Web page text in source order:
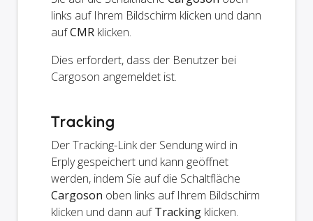
links auf Ihrem Bildschirm klicken und dann
aufCMR klicken.
Dies erfordert, dass der Benutzer bei
Cargoson angemeldet ist.
Tracking
Der Tracking-Link der Sendung wird in
Erply gespeichert und kann geöffnet
werden, indem Sie auf die Schaltfläche
Cargoson oben links auf Ihrem Bildschirm
klicken und dann aufTracking klicken.